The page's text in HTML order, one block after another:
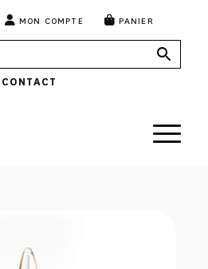
MON COMPTE PANIER
CONTACT